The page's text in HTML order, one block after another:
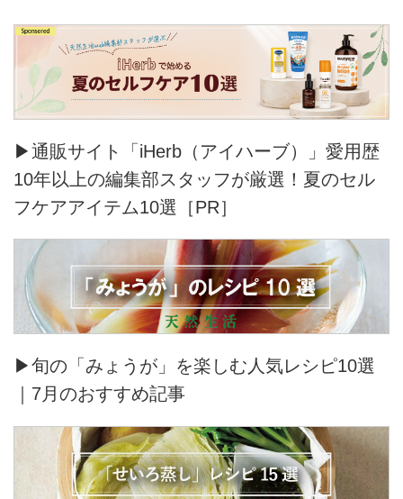
▶通販サイト「iHerb（アイハーブ）」愛用歴
10年以上の編集部スタッフが厳選！夏のセル
フケアアイテム10選［PR］
▶旬の「みょうが」を楽しむ人気レシピ10選
｜7月のおすすめ記事